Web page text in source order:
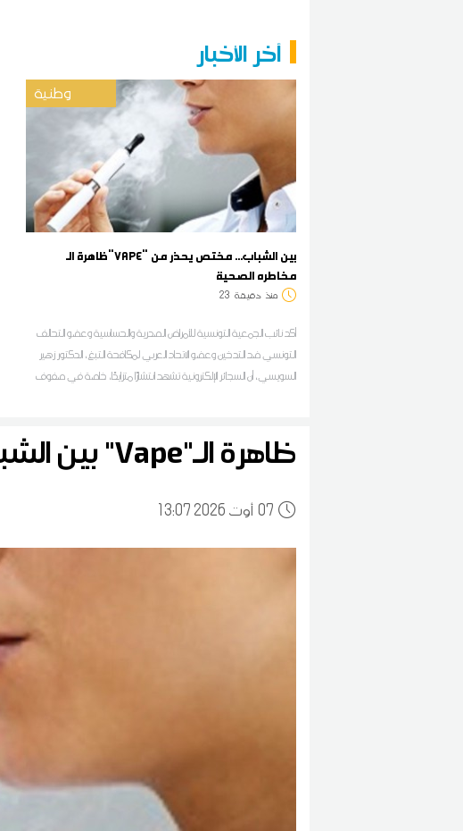
آخر الأخبار
وطنية
ظاهرة الـ"Vape" بين الشباب... مختص يحذر من
مخاطره الصحية
منذ دقيقة 23
أكد نائب الجمعية التونسية للأمراض الصدرية والحساسية وعضو التحالف
التونسي ضد التدخين وعضو الاتحاد العربي لمكافحة التبغ، الدكتور زهير
السويسي، أن السجائر الإلكترونية تشهد انتشارًا متزايدًا، خاصة في صفوف
ظاهرة الـ"Vape" بين الشباب... مختص يحذر من مخاطره الصحية
0713:07 2026 أوت